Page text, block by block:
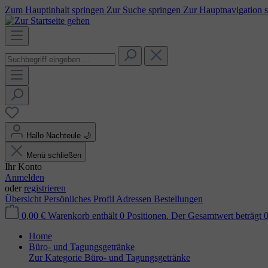
Zum Hauptinhalt springen Zur Suche springen Zur Hauptnavigation
Hallo Nachteule 🌙
Menü schließen
Ihr Konto
Anmelden
oder registrieren
Übersicht Persönliches Profil Adressen Bestellungen
0,00 € Warenkorb enthält 0 Positionen. Der Gesamtwert beträgt
Home
Büro- und Tagungsgetränke
Zur Kategorie Büro- und Tagungsgetränke